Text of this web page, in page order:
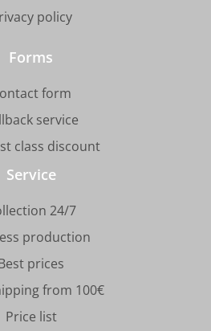
policy
Forms
form
service
class discount
Service
24/7
production
prices
from 100€
Price list